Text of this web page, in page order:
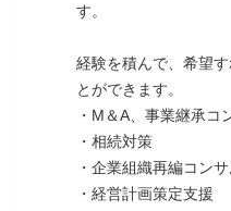
す。
経験を積んで、希望
とができます。
・M＆A、事業継承コ
・相続対策
・企業組織再編コン
・経営計画策定支援